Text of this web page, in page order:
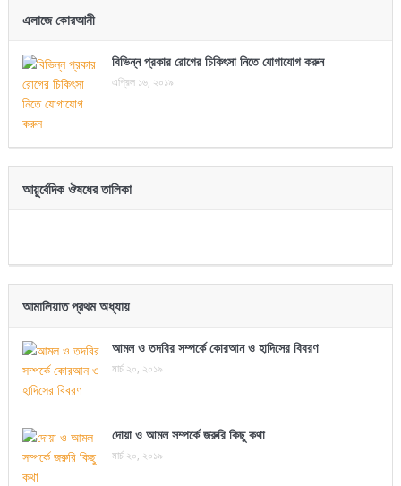
এলাজে কোরআনী
বিভিন্ন প্রকার রোগের চিকিৎসা নিতে যোগাযোগ করুন
এপ্রিল ১৬, ২০১৯
আয়ুর্বেদিক ঔষধের তালিকা
আমালিয়াত প্রথম অধ্যায়
আমল ও তদবির সম্পর্কে কোরআন ও হাদিসের বিবরণ
মার্চ ২০, ২০১৯
দোয়া ও আমল সম্পর্কে জরুরি কিছু কথা
মার্চ ২০, ২০১৯